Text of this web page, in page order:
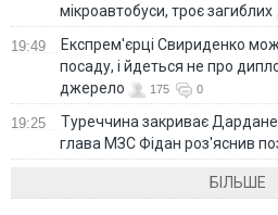
мікроавтобуси, троє загиблих
19:49
Експрем'єрці Свириденко
посаду, і йдеться не про
джерело
175 0
19:25
Туреччина закриває
глава МЗС Фідан роз'яснив
БІЛЬШЕ